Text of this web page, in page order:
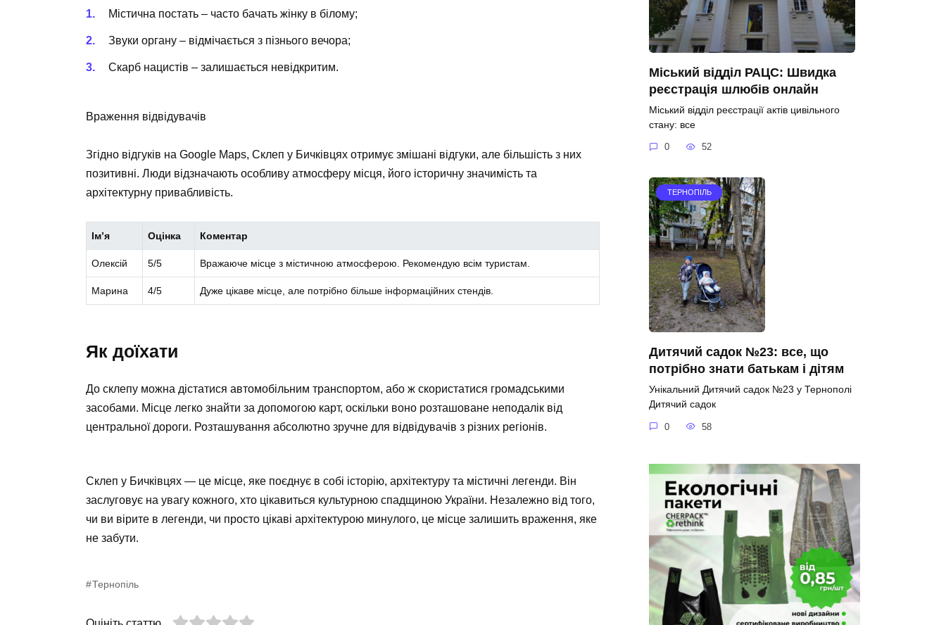
Містична постать – часто бачать жінку в білому;
Звуки органу – відмічається з пізнього вечора;
Скарб нацистів – залишається невідкритим.
Враження відвідувачів
Згідно відгуків на Google Maps, Склеп у Бичківцях отримує змішані відгуки, але більшість з них
позитивні. Люди відзначають особливу атмосферу місця, його історичну значимість та
архітектурну привабливість.
Ім’я Оцінка Коментар
Олексій 5/5 Вражаюче місце з містичною атмосферою. Рекомендую всім туристам.
Марина 4/5 Дуже цікаве місце, але потрібно більше інформаційних стендів.
Як доїхати
До склепу можна дістатися автомобільним транспортом, або ж скористатися громадськими
засобами. Місце легко знайти за допомогою карт, оскільки воно розташоване неподалік від
центральної дороги. Розташування абсолютно зручне для відвідувачів з різних регіонів.
Склеп у Бичківцях — це місце, яке поєднує в собі історію, архітектуру та містичні легенди. Він
заслуговує на увагу кожного, хто цікавиться культурною спадщиною України. Незалежно від того,
чи ви вірите в легенди, чи просто цікаві архітектурою минулого, це місце залишить враження, яке
не забути.
Тернопіль
Міський відділ РАЦС: Швидка
реєстрація шлюбів онлайн
Міський відділ реєстрації актів цивільного
стану: все
0 52
ТЕРНОПІЛЬ
Дитячий садок №23: все, що
потрібно знати батькам і дітям
Унікальний Дитячий садок №23 у Тернополі
Дитячий садок
0 58